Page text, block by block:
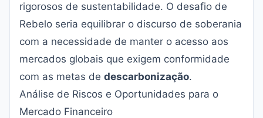
rigorosos de sustentabilidade. O desafio de
Rebelo seria equilibrar o discurso de soberania
com a necessidade de manter o acesso aos
mercados globais que exigem conformidade
com as metas de descarbonização.
Análise de Riscos e Oportunidades para o
Mercado Financeiro